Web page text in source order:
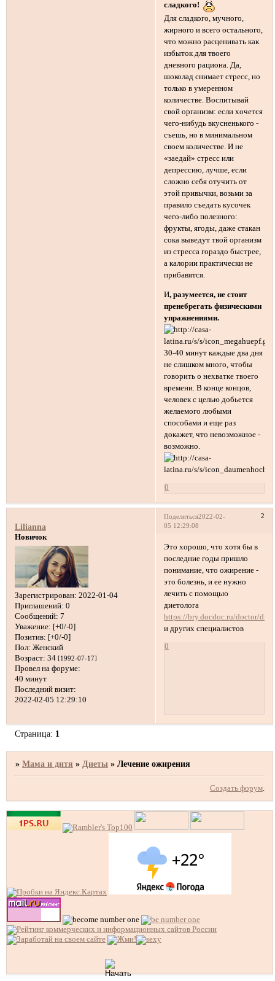
сладкого!
Для сладкого, мучного,
жирного и всего остального,
что можно расценивать как
избыток для твоего
дневного рациона. Да,
шоколад снимает стресс, но
только в умеренном
количестве. Воспитывай
свой организм: если хочется
чего-нибудь вкусненького -
съешь, но в минимальном
своем количестве. И не
«заедай» стресс или
депрессию, лучше, если
сложно себя отучить от
этой привычки, возьми за
правило съедать кусочек
чего-либо полезного:
фрукты, ягоды, даже стакан
сока выведут твой организм
из стресса гораздо быстрее,
а калории практически не
прибавятся.
И, разумеется, не стоит
пренебрегать физическими
упражнениями.
30-40 минут каждые два дня
не слишком много, чтобы
говорить о нехватке твоего
времени. В конце концов,
человек с целью добьется
желаемого любыми
способами и еще раз
докажет, что невозможное -
возможно.
0
Поделиться 2
2022-02-
05 12:29:08
Lilianna
Новичок
Зарегистрирован: 2022-01-04
Приглашений: 0
Сообщений: 7
Уважение: [+0/-0]
Позитив: [+0/-0]
Пол: Женский
Возраст: 34 [1992-07-17]
Провел на форуме:
40 минут
Последний визит:
2022-02-05 12:29:10
Это хорошо, что хотя бы в
последние годы пришло
понимание, что ожирение -
это болезнь, и ее нужно
лечить с помощью
диетолога
https://bry.docdoc.ru/doctor/
и других специалистов
0
Страница: 1
»Мама и дитя »Диеты »Лечение ожирения
Создать форум.